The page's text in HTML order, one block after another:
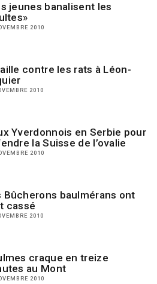
jeunes banalisent les
2010
contre les rats à Léon-
2010
Yverdonnois en Serbie pour
la Suisse de l’ovalie
2010
Bûcherons baulmérans ont
cassé
2010
craque en treize
au Mont
2010